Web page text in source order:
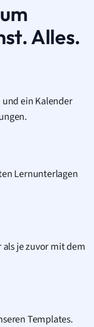
Alles.
ein Kalender
Lernunterlagen
je zuvor mit dem
Templates.